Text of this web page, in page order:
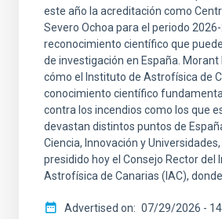
este año la acreditación como
Severo Ochoa para el periodo
reconocimiento científico que
de investigación en España.
cómo el Instituto de Astrofísica de
conocimiento científico
contra los incendios como los que
devastan distintos puntos de
Ciencia, Innovación y
presidido hoy el Consejo Rector del
Astrofísica de Canarias (IAC),
Advertised on 07/29/2026 -